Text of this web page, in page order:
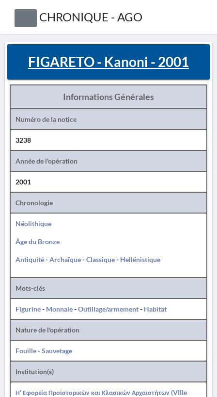
CHRONIQUE - AGO
FIGARETO - Kanoni - 2001
Informations Générales
Numéro de la notice
3238
Année de l'opération
2001
Chronologie
Néolithique
Âge du Bronze
Antiquité-Archaïque-Classique- Hellénistique
Mots-clés
Figurine- Monnaie-Outillage/armement- Habitat
Nature de l'opération
Fouille-Sauvetage
Institution(s)
Η' Εφορεία Προϊστορικών και Κλασικών Αρχαιοτήτων (VIIIe